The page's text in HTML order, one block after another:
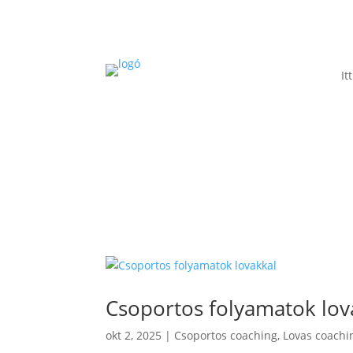
Csoportos folyamatok
okt 2, 2025 | Csoportos coaching, Lovas